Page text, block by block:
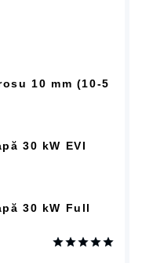
10 mm (10-5
30 kW EVI
30 kW Full